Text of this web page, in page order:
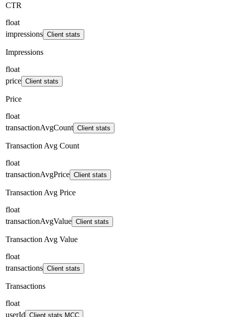
CTR
float
impressions Client stats
Impressions
float
price Client stats
Price
float
transactionAvgCount Client stats
Transaction Avg Count
float
transactionAvgPrice Client stats
Transaction Avg Price
float
transactionAvgValue Client stats
Transaction Avg Value
float
transactions Client stats
Transactions
float
userId Client stats MCC